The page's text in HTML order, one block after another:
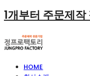
1개부터 주문제
HOME